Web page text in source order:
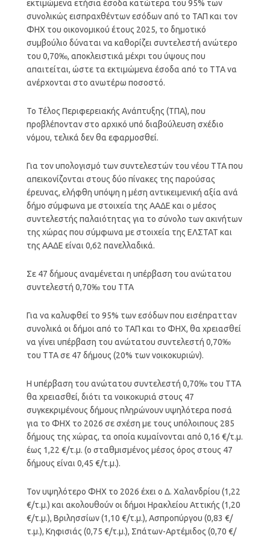
εκτιμώμενα ετήσια έσοδα κατώτερα του 95% των
συνολικώς εισπραχθέντων εσόδων από το ΤΑΠ και τον
ΦΗΧ του οικονομικού έτους 2025, το δημοτικό
συμβούλιο δύναται να καθορίζει συντελεστή ανώτερο
του 0,70‰, αποκλειστικά μέχρι του ύψους που
απαιτείται, ώστε τα εκτιμώμενα έσοδα από το ΤΤΑ να
ανέρχονται στο ανωτέρω ποσοστό.
Το Τέλος Περιφερειακής Ανάπτυξης (ΤΠΑ), που
προβλέπονταν στο αρχικό υπό διαβούλευση σχέδιο
νόμου, τελικά δεν θα εφαρμοσθεί.
Για τον υπολογισμό των συντελεστών του νέου ΤΤΑ που
απεικονίζονται στους δύο πίνακες της παρούσας
έρευνας, ελήφθη υπόψη η μέση αντικειμενική αξία ανά
δήμο σύμφωνα με στοιχεία της ΑΑΔΕ και ο μέσος
συντελεστής παλαιότητας για το σύνολο των ακινήτων
της χώρας που σύμφωνα με στοιχεία της ΕΛΣΤΑΤ και
της ΑΑΔΕ είναι 0,62 πανελλαδικά.
Σε 47 δήμους αναμένεται η υπέρβαση του ανώτατου
συντελεστή 0,70‰ του ΤΤΑ
Για να καλυφθεί το 95% των εσόδων που εισέπρατταν
συνολικά οι δήμοι από το ΤΑΠ και το ΦΗΧ, θα χρειασθεί
να γίνει υπέρβαση του ανώτατου συντελεστή 0,70‰
του ΤΤΑ σε 47 δήμους (20% των νοικοκυριών).
Η υπέρβαση του ανώτατου συντελεστή 0,70‰ του ΤΤΑ
θα χρειασθεί, διότι τα νοικοκυριά στους 47
συγκεκριμένους δήμους πληρώνουν υψηλότερα ποσά
για το ΦΗΧ το 2026 σε σχέση με τους υπόλοιπους 285
δήμους της χώρας, τα οποία κυμαίνονται από 0,16 €/τ.μ.
έως 1,22 €/τ.μ. (ο σταθμισμένος μέσος όρος στους 47
δήμους είναι 0,45 €/τ.μ.).
Τον υψηλότερο ΦΗΧ το 2026 έχει ο Δ. Χαλανδρίου (1,22
€/τ.μ.) και ακολουθούν οι δήμοι Ηρακλείου Αττικής (1,20
€/τ.μ.), Βριλησσίων (1,10 €/τ.μ.), Ασπροπύργου (0,83 €/
τ.μ.), Κηφισιάς (0,75 €/τ.μ.), Σπάτων-Αρτέμιδος (0,70 €/